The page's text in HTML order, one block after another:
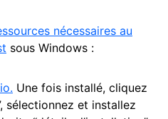
nécessaires au
sous Windows :
Une fois installé, cliquez
sélectionnez et installez